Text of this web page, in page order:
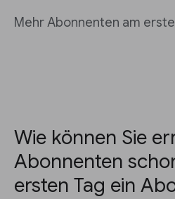
Mehr Abonnenten am
Wie können Sie
Abonnenten
ersten Tag ein